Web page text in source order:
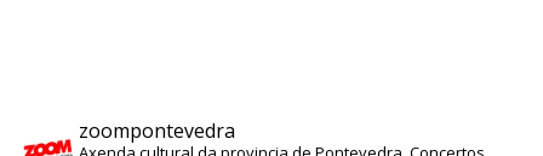
zoompontevedra